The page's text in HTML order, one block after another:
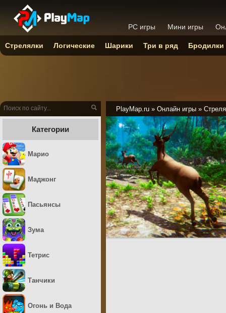
PlayMap.ru » Онлайн игры »
Категории
Марио
Маджонг
Пасьянсы
Зума
Тетрис
Танчики
Огонь и Вода
PC игры Мини игры
Стрелялки Логические Шарики Три в ряд Бродилки